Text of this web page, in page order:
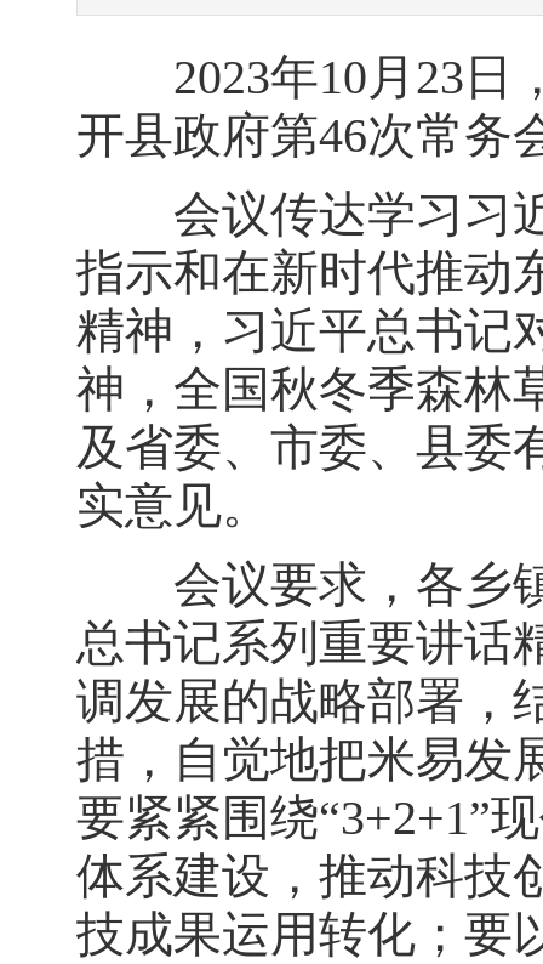
2023年10月23日
开县政府第46次常务
会议传达学习习近
指示和在新时代推动
精神，习近平总书记
神，全国秋冬季森林
及省委、市委、县委
实意见。
会议要求，各乡镇
总书记系列重要讲话
调发展的战略部署，
措，自觉地把米易发
要紧紧围绕“3+2+1”
体系建设，推动科技
技成果运用转化；要